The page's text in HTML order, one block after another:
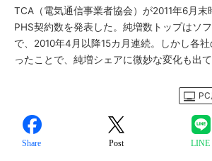
TCA（電気通信事業者協会）が2011年6月末
PHS契約数を発表した。純増数トップはソ
で、2010年4月以降15カ月連続。しかし各
ったことで、純増シェアに微妙な変化も出て
Share Post LINE